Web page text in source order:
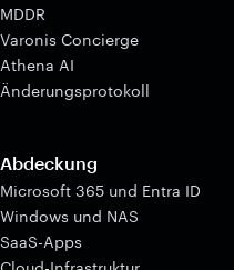
MDDR
Varonis Concierge
Athena AI
Änderungsprotokoll
Abdeckung
Microsoft 365 und Entra ID
Windows und NAS
SaaS-Apps